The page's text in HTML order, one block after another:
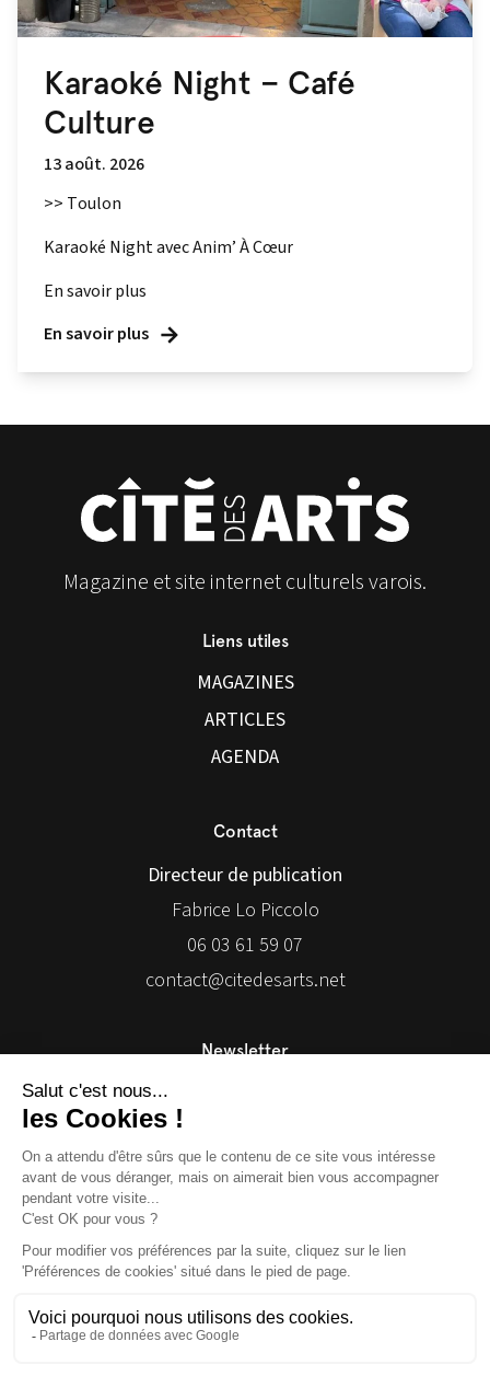
Karaoké Night – Café
Culture
13 août. 2026
>> Toulon
Karaoké Night avec Anim’ À Cœur
En savoir plus
En savoir plus
Magazine et site internet culturels varois.
Liens utiles
MAGAZINES
ARTICLES
AGENDA
Contact
Directeur de publication
Fabrice Lo Piccolo
06 03 61 59 07
contact@citedesarts.net
Newsletter
© 2026 | Cité des Arts | Tous droits réservés